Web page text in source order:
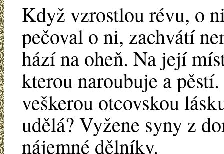
Když vzrostlou révu, o
pečoval o ni, zachvátí
hází na oheň. Na její
kterou naroubuje a
veškerou otcovskou
udělá? Vyžene syny z
nájemné dělníky.